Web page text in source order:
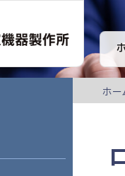
ホー